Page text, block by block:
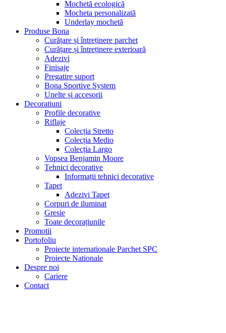
Mochetă ecologică
Mocheta personalizată
Underlay mochetă
Produse Bona
Curățare și întreținere parchet
Curățare și întreținere exterioară
Adezivi
Finisaje
Pregatire suport
Bona Sportive System
Unelte și accesorii
Decoratiuni
Profile decorative
Riflaje
Colecția Stretto
Colecția Medio
Colecția Largo
Vopsea Benjamin Moore
Tehnici decorative
Informații tehnici decorative
Tapet
Adezivi Tapet
Corpuri de iluminat
Gresie
Toate decorațiunile
Promotii
Portofoliu
Proiecte internationale Parchet SPC
Proiecte Nationale
Despre noi
Cariere
Contact